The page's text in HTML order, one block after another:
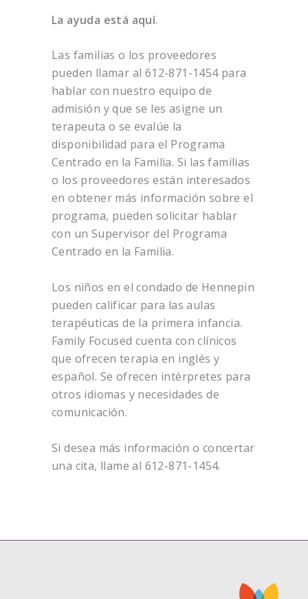
La ayuda está aquí.
Las familias o los proveedores
pueden llamar al 612-871-1454 para
hablar con nuestro equipo de
admisión y que se les asigne un
terapeuta o se evalúe la
disponibilidad para el Programa
Centrado en la Familia. Si las familias
o los proveedores están interesados
en obtener más información sobre el
programa, pueden solicitar hablar
con un Supervisor del Programa
Centrado en la Familia.
Los niños en el condado de Hennepin
pueden calificar para las aulas
terapéuticas de la primera infancia.
Family Focused cuenta con clínicos
que ofrecen terapia en inglés y
español. Se ofrecen intérpretes para
otros idiomas y necesidades de
comunicación.
Si desea más información o concertar
una cita, llame al 612-871-1454.